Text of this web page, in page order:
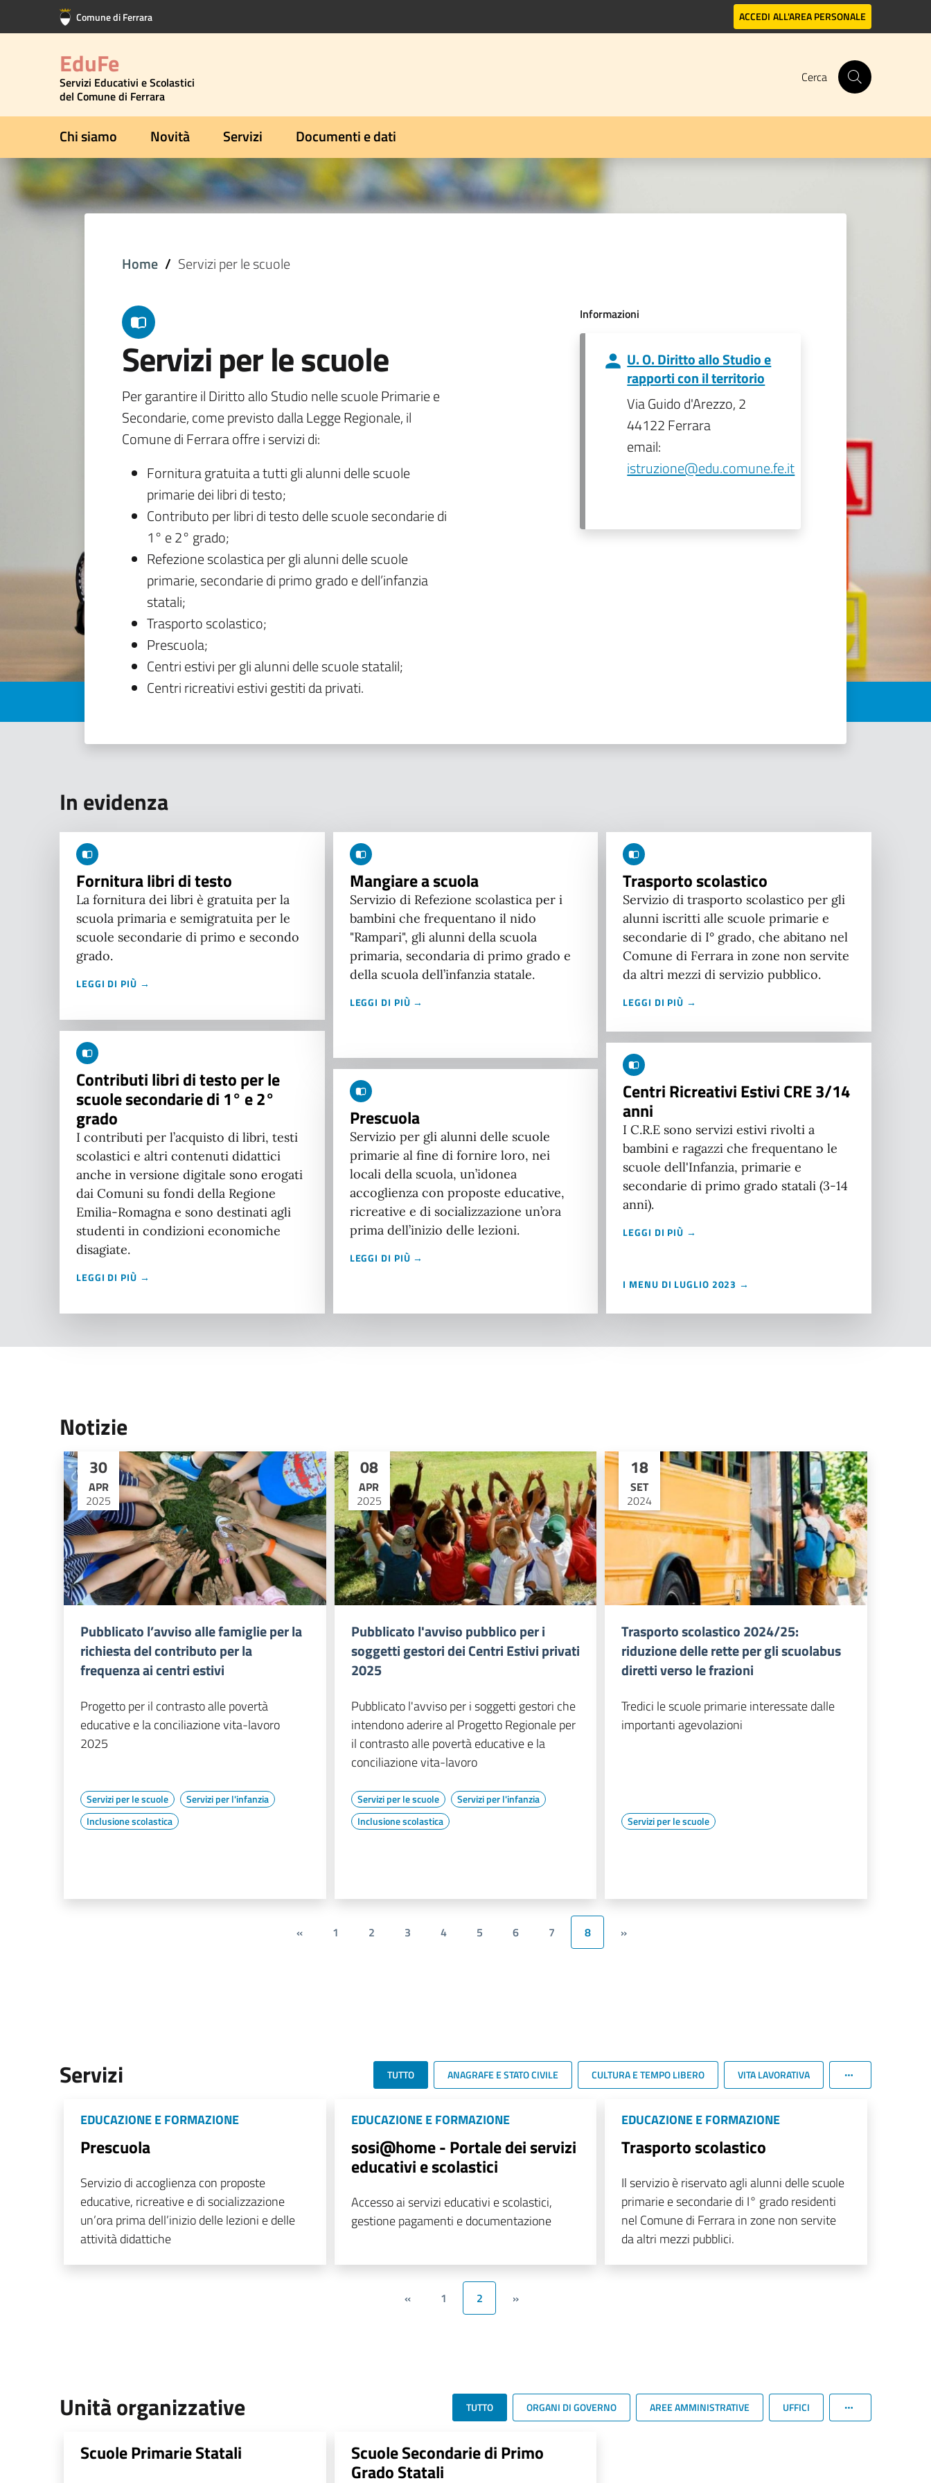
Vai al contenuto principale
Vai al footer Comune di Ferrara ACCEDI ALL'AREA PERSONALE
EduFe
Servizi Educativi e Scolastici
del Comune di Ferrara
Cerca
Chi siamo Novità Servizi Documenti e dati
Home Servizi per le scuole
Servizi per le scuole
Per garantire il Diritto allo Studio nelle scuole Primarie e
Secondarie, come previsto dalla Legge Regionale, il
Comune di Ferrara offre i servizi di:
Fornitura gratuita a tutti gli alunni delle scuole
primarie dei libri di testo;
Contributo per libri di testo delle scuole secondarie di
1° e 2° grado;
Refezione scolastica per gli alunni delle scuole
primarie, secondarie di primo grado e dell’infanzia
statali;
Trasporto scolastico;
Prescuola;
Centri estivi per gli alunni delle scuole statalil;
Centri ricreativi estivi gestiti da privati.
Informazioni
U. O. Diritto allo Studio e
rapporti con il territorio
Via Guido d'Arezzo, 2
44122 Ferrara
email:
istruzione@edu.comune.fe.it
In evidenza
Fornitura libri di testo
La fornitura dei libri è gratuita per la
scuola primaria e semigratuita per le
scuole secondarie di primo e secondo
grado.
LEGGI DI PIÙ →
Contributi libri di testo per le
scuole secondarie di 1° e 2°
grado
I contributi per l’acquisto di libri, testi
scolastici e altri contenuti didattici
anche in versione digitale sono erogati
dai Comuni su fondi della Regione
Emilia-Romagna e sono destinati agli
studenti in condizioni economiche
disagiate.
LEGGI DI PIÙ →
Mangiare a scuola
Servizio di Refezione scolastica per i
bambini che frequentano il nido
"Rampari", gli alunni della scuola
primaria, secondaria di primo grado e
della scuola dell’infanzia statale.
LEGGI DI PIÙ →
Prescuola
Servizio per gli alunni delle scuole
primarie al fine di fornire loro, nei
locali della scuola, un’idonea
accoglienza con proposte educative,
ricreative e di socializzazione un’ora
prima dell’inizio delle lezioni.
LEGGI DI PIÙ →
Trasporto scolastico
Servizio di trasporto scolastico per gli
alunni iscritti alle scuole primarie e
secondarie di I° grado, che abitano nel
Comune di Ferrara in zone non servite
da altri mezzi di servizio pubblico.
LEGGI DI PIÙ →
Centri Ricreativi Estivi CRE 3/14
anni
I C.R.E sono servizi estivi rivolti a
bambini e ragazzi che frequentano le
scuole dell'Infanzia, primarie e
secondarie di primo grado statali (3-14
anni).
LEGGI DI PIÙ →
I MENU DI LUGLIO 2023 →
Notizie
30
APR
2025
Pubblicato l’avviso alle famiglie per la
richiesta del contributo per la
frequenza ai centri estivi
Progetto per il contrasto alle povertà
educative e la conciliazione vita-lavoro
2025
Servizi per le scuole
Servizi per l'infanzia
Inclusione scolastica
08
APR
2025
Pubblicato l'avviso pubblico per i
soggetti gestori dei Centri Estivi privati
2025
Pubblicato l'avviso per i soggetti gestori che
intendono aderire al Progetto Regionale per
il contrasto alle povertà educative e la
conciliazione vita-lavoro
Servizi per le scuole
Servizi per l'infanzia
Inclusione scolastica
18
SET
2024
Trasporto scolastico 2024/25:
riduzione delle rette per gli scuolabus
diretti verso le frazioni
Tredici le scuole primarie interessate dalle
importanti agevolazioni
Servizi per le scuole
« 1 2 3 4 5 6 7 8 »
Servizi TUTTO ANAGRAFE E STATO CIVILE CULTURA E TEMPO LIBERO VITA LAVORATIVA
EDUCAZIONE E FORMAZIONE
Prescuola
Servizio di accoglienza con proposte
educative, ricreative e di socializzazione
un’ora prima dell’inizio delle lezioni e delle
attività didattiche
EDUCAZIONE E FORMAZIONE
sosi@home - Portale dei servizi
educativi e scolastici
Accesso ai servizi educativi e scolastici,
gestione pagamenti e documentazione
EDUCAZIONE E FORMAZIONE
Trasporto scolastico
Il servizio è riservato agli alunni delle scuole
primarie e secondarie di I° grado residenti
nel Comune di Ferrara in zone non servite
da altri mezzi pubblici.
« 1 2 »
Unità organizzative TUTTO ORGANI DI GOVERNO AREE AMMINISTRATIVE UFFICI
Scuole Primarie Statali Scuole Secondarie di Primo
Grado Statali